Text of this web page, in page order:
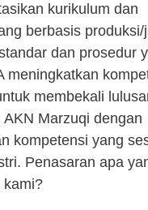
kurikulum dan
berbasis produksi/
dan prosedur
meningkatkan
membekali
AKN Marzuqi dengan
kompetensi yang
Penasaran apa
kami?